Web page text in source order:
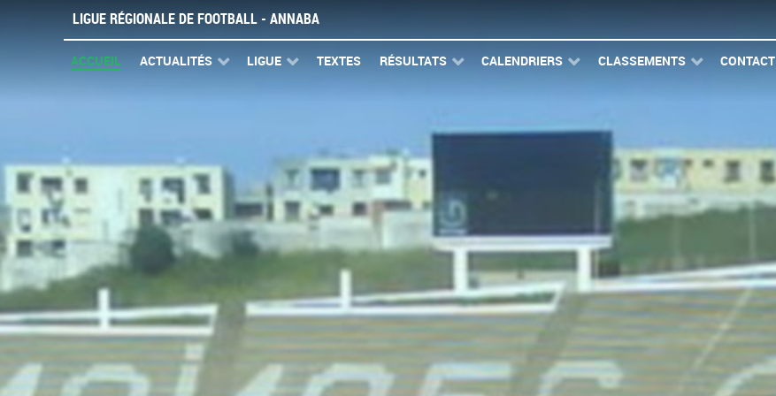
LIGUE RÉGIONALE DE FOOTBALL - ANNABA
ACCUEIL ACTUALITÉS LIGUE TEXTES RÉSULTATS CALENDRIERS CLASSEMENTS CONTACT